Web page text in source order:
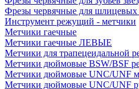
Фрезы червячные для шлицевых
Инструмент режущий - метчики
Метчики гаечные
Метчики гаечные ЛЕВЫЕ
Метчики для трапецеидальной
Метчики дюймовые BSW/BSF
Метчики дюймовые UNC/UNF
Метчики дюймовые UNC/UNF